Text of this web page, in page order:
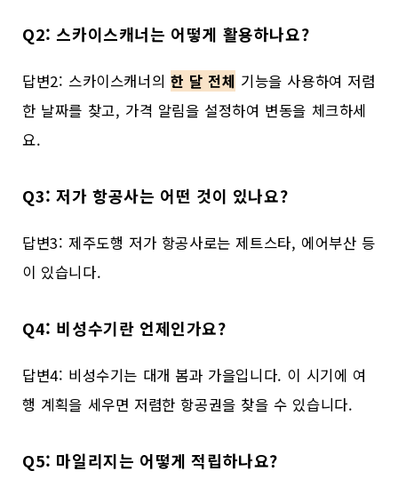
Q2: 스카이스캐너는 어떻게 활용하나요?
답변2: 스카이스캐너의 한 달 전체 기능을 사용하여 저렴
한 날짜를 찾고, 가격 알림을 설정하여 변동을 체크하세
요.
Q3: 저가 항공사는 어떤 것이 있나요?
답변3: 제주도행 저가 항공사로는 제트스타, 에어부산 등
이 있습니다.
Q4: 비성수기란 언제인가요?
답변4: 비성수기는 대개 봄과 가을입니다. 이 시기에 여
행 계획을 세우면 저렴한 항공권을 찾을 수 있습니다.
Q5: 마일리지는 어떻게 적립하나요?